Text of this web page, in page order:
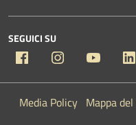
SEGUICI SU
Facebook Instagram YouTube
Media Policy Mappa